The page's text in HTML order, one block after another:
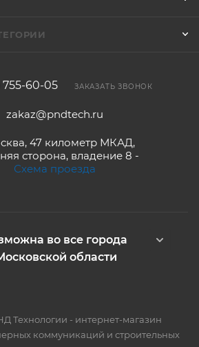
755-60-05 ЗАКАЗАТЬ ЗВОНОК
zakaz@pndtech.ru
47 километр МКАД,
сторона, владение 8 -
Схема проезда
во все города
области
Технологии - интернет-магазин
коммуникаций и строительных